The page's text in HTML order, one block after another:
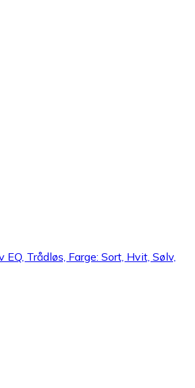
Trådløs, Farge: Sort, Hvit, Sølv,